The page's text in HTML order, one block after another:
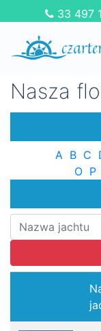
33 497
Nasza
A B C
O P